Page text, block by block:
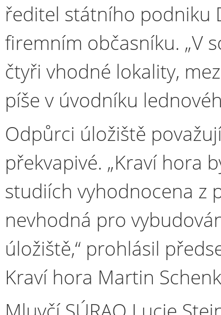
ředitel státního podniku
firemním občasníku. „V
čtyři vhodné lokality,
píše v úvodníku
Odpůrci úložiště
překvapivé. „Kraví hora
studiích vyhodnocena z
nevhodná pro
úložiště,“ prohlásil
Kraví hora Martin